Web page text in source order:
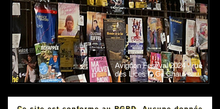
Avignon Festival 2024 - rue
des Lices © Gil Chauveau.